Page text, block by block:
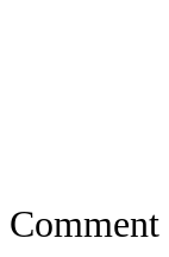
Comment